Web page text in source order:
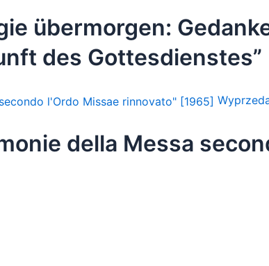
übermorgen:
des Gottesdienstes”
della Messa